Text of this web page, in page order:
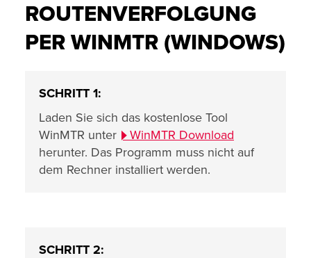
ROUTENVERFOLGUNG
PER WINMTR (WINDOWS)
SCHRITT 1:
Laden Sie sich das kostenlose Tool
WinMTR unter
WinMTR Download
herunter. Das Programm muss nicht auf
dem Rechner installiert werden.
SCHRITT 2: